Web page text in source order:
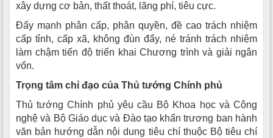
xây dựng cơ bản, thất thoát, lãng phí, tiêu cực.
Đẩy mạnh phân cấp, phân quyền, đề cao trách nhiệm
cấp tỉnh, cấp xã, không đùn đẩy, né tránh trách nhiệm
làm chậm tiến độ triển khai Chương trình và giải ngân
vốn.
Trọng tâm chỉ đạo của Thủ tướng Chính phủ
Thủ tướng Chính phủ yêu cầu Bộ Khoa học và Công
nghệ và Bộ Giáo dục và Đào tạo khẩn trương ban hành
văn bản hướng dẫn nội dung tiêu chí thuộc Bộ tiêu chí